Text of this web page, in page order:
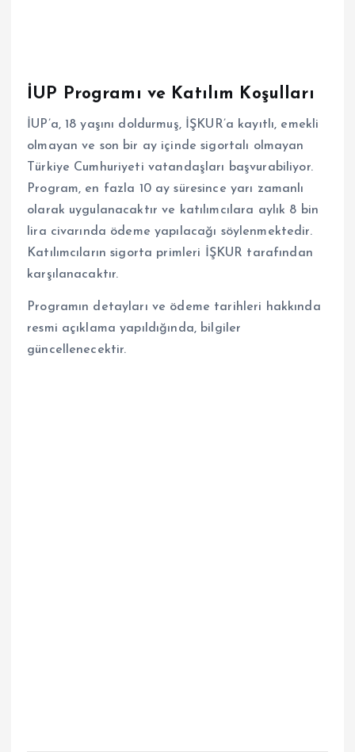
İUP Programı ve Katılım Koşulları
İUP’a, 18 yaşını doldurmuş, İŞKUR’a kayıtlı, emekli
olmayan ve son bir ay içinde sigortalı olmayan
Türkiye Cumhuriyeti vatandaşları başvurabiliyor.
Program, en fazla 10 ay süresince yarı zamanlı
olarak uygulanacaktır ve katılımcılara aylık 8 bin
lira civarında ödeme yapılacağı söylenmektedir.
Katılımcıların sigorta primleri İŞKUR tarafından
karşılanacaktır.
Programın detayları ve ödeme tarihleri hakkında
resmi açıklama yapıldığında, bilgiler
güncellenecektir.